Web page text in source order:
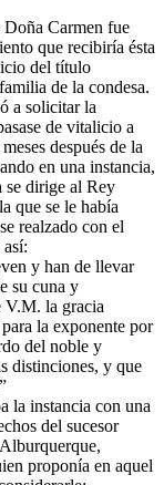
Carmen fue
que recibiría ésta
del título
de la condesa.
a solicitar la
de vitalicio a
después de la
en una instancia,
se dirige al Rey
que se le había
realzado con el
y han de llevar
su cuna y
V.M. la gracia
la exponente por
del noble y
distinciones, y que
la instancia con una
del sucesor
proponía en aquel